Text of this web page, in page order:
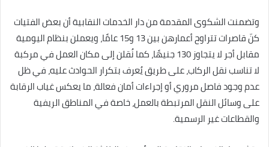
وتضمنت الشكوى المقدمة من دار الخدمات النقابية أن بعض الفتيات
كنّ قاصرات تتراوح أعمارهن بين 13 و15 عامًا، ويعملن بنظام اليومية
مقابل أجر لا يتجاوز 130 جنيهًا، كما نُقلن إلى مكان العمل في مركبة
لا تناسب نقل الركاب، على طريق يُعرف بتكرار الحوادث عليه، في ظل
عدم وجود فاصل مروري أو إجراءات أمان فعالة، ما يعكس غياب الرقابة
على وسائل النقل المرتبطة بالعمل، خاصة في المناطق الريفية
والقطاعات غير الرسمية.